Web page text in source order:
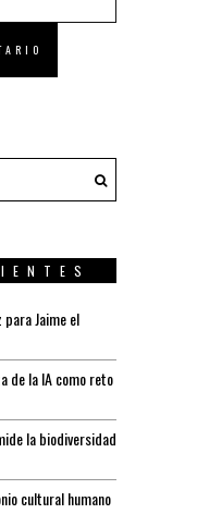
Jaime el
de la IA como reto
la biodiversidad
cultural humano